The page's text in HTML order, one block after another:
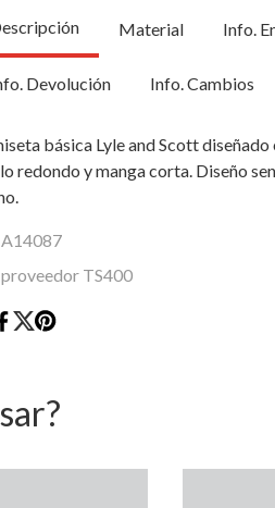
Material Info.
Devolución Info. Cambios
básica Lyle and Scott
redondo y manga corta. Diseño
A14087
proveedor TS400